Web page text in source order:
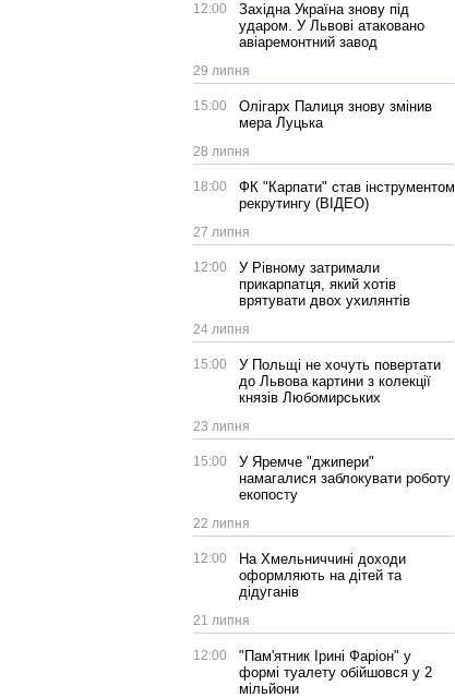
12:00
Західна Україна знову під
ударом. У Львові атаковано
авіаремонтний завод
29 липня
15:00
Олігарх Палиця знову змінив
мера Луцька
28 липня
18:00
ФК "Карпати" став інструментом
рекрутингу (ВІДЕО)
27 липня
12:00
У Рівному затримали
прикарпатця, який хотів
врятувати двох ухилянтів
24 липня
15:00
У Польщі не хочуть повертати
до Львова картини з колекції
князів Любомирських
23 липня
15:00
У Яремче "джипери"
намагалися заблокувати роботу
екопосту
22 липня
12:00
На Хмельниччині доходи
оформляють на дітей та
дідуганів
21 липня
12:00
"Пам'ятник Ірині Фаріон" у
формі туалету обійшовся у 2
мільйони